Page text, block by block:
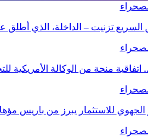
السريع تزنيت – الداخلة، الذي
اتفاقية منحة من الوكالة الأمريكية
الجهوي للاستثمار يبرز من باريس